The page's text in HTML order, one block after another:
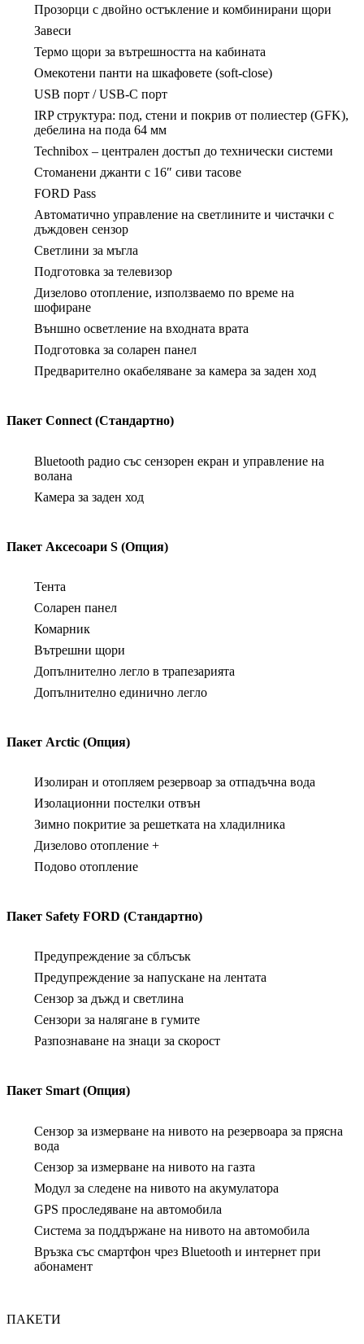
Прозорци с двойно остъкление и комбинирани щори
Завеси
Термо щори за вътрешността на кабината
Омекотени панти на шкафовете (soft-close)
USB порт / USB-C порт
IRP структура: под, стени и покрив от полиестер (GFK),
дебелина на пода 64 мм
Technibox – централен достъп до технически системи
Стоманени джанти с 16″ сиви тасове
FORD Pass
Автоматично управление на светлините и чистачки с
дъждовен сензор
Светлини за мъгла
Подготовка за телевизор
Дизелово отопление, използваемо по време на
шофиране
Външно осветление на входната врата
Подготовка за соларен панел
Предварително окабеляване за камера за заден ход
Пакет Connect (Стандартно)
Bluetooth радио със сензорен екран и управление на
волана
Камера за заден ход
Пакет Аксесоари S (Опция)
Тента
Соларен панел
Комарник
Вътрешни щори
Допълнително легло в трапезарията
Допълнително единично легло
Пакет Arctic (Опция)
Изолиран и отопляем резервоар за отпадъчна вода
Изолационни постелки отвън
Зимно покритие за решетката на хладилника
Дизелово отопление +
Подово отопление
Пакет Safety FORD (Стандартно)
Предупреждение за сблъсък
Предупреждение за напускане на лентата
Сензор за дъжд и светлина
Сензори за налягане в гумите
Разпознаване на знаци за скорост
Пакет Smart (Опция)
Сензор за измерване на нивото на резервоара за прясна
вода
Сензор за измерване на нивото на газта
Модул за следене на нивото на акумулатора
GPS проследяване на автомобила
Система за поддържане на нивото на автомобила
Връзка със смартфон чрез Bluetooth и интернет при
абонамент
ПАКЕТИ